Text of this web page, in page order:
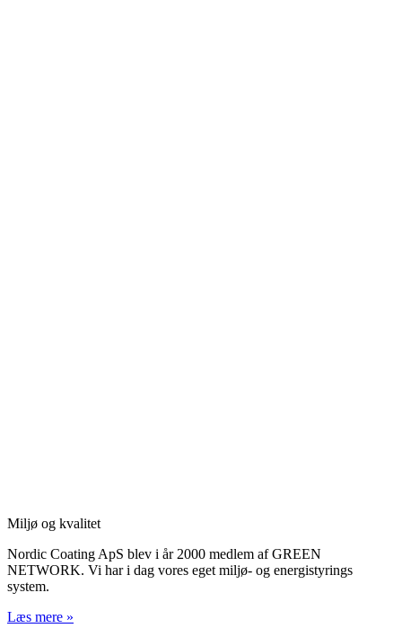
Miljø og kvalitet
Nordic Coating ApS blev i år 2000 medlem af GREEN
NETWORK. Vi har i dag vores eget miljø- og energistyrings
system.
Læs mere »